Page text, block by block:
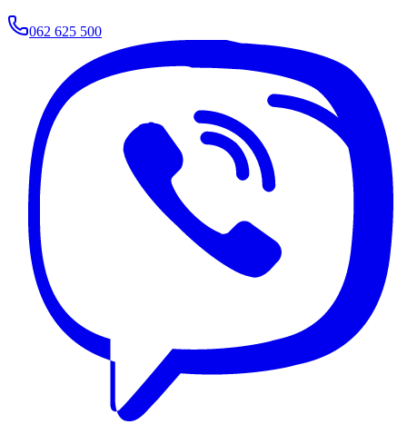
062 625 500